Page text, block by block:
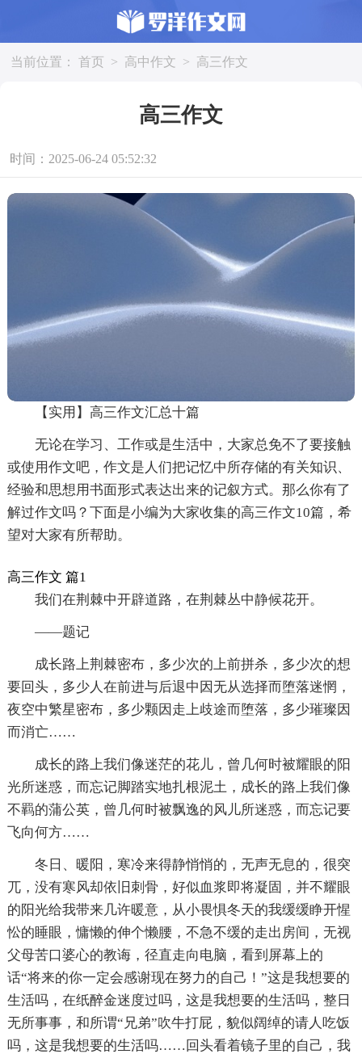
当前位置： 首页 > 高中作文 > 高三作文
高三作文
时间：2025-06-24 05:52:32
【实用】高三作文汇总十篇
无论在学习、工作或是生活中，大家总免不了要接触
或使用作文吧，作文是人们把记忆中所存储的有关知识、
经验和思想用书面形式表达出来的记叙方式。那么你有了
解过作文吗？下面是小编为大家收集的高三作文10篇，希
望对大家有所帮助。
高三作文 篇1
我们在荆棘中开辟道路，在荆棘丛中静候花开。
——题记
成长路上荆棘密布，多少次的上前拼杀，多少次的想
要回头，多少人在前进与后退中因无从选择而堕落迷惘，
夜空中繁星密布，多少颗因走上歧途而堕落，多少璀璨因
而消亡……
成长的路上我们像迷茫的花儿，曾几何时被耀眼的阳
光所迷惑，而忘记脚踏实地扎根泥土，成长的路上我们像
不羁的蒲公英，曾几何时被飘逸的风儿所迷惑，而忘记要
飞向何方……
冬日、暖阳，寒冷来得静悄悄的，无声无息的，很突
兀，没有寒风却依旧刺骨，好似血浆即将凝固，并不耀眼
的阳光给我带来几许暖意，从小畏惧冬天的我缓缓睁开惺
忪的睡眼，慵懒的伸个懒腰，不急不缓的走出房间，无视
父母苦口婆心的教诲，径直走向电脑，看到屏幕上的
话“将来的你一定会感谢现在努力的自己！”这是我想要的
生活吗，在纸醉金迷度过吗，这是我想要的生活吗，整日
无所事事，和所谓“兄弟”吹牛打屁，貌似阔绰的请人吃饭
吗，这是我想要的生活吗……回头看着镜子里的自己，我